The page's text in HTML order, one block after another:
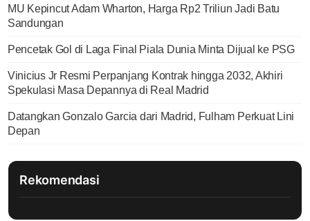
MU Kepincut Adam Wharton, Harga Rp2 Triliun Jadi Batu
Sandungan
Pencetak Gol di Laga Final Piala Dunia Minta Dijual ke PSG
Vinicius Jr Resmi Perpanjang Kontrak hingga 2032, Akhiri
Spekulasi Masa Depannya di Real Madrid
Datangkan Gonzalo Garcia dari Madrid, Fulham Perkuat Lini
Depan
Rekomendasi